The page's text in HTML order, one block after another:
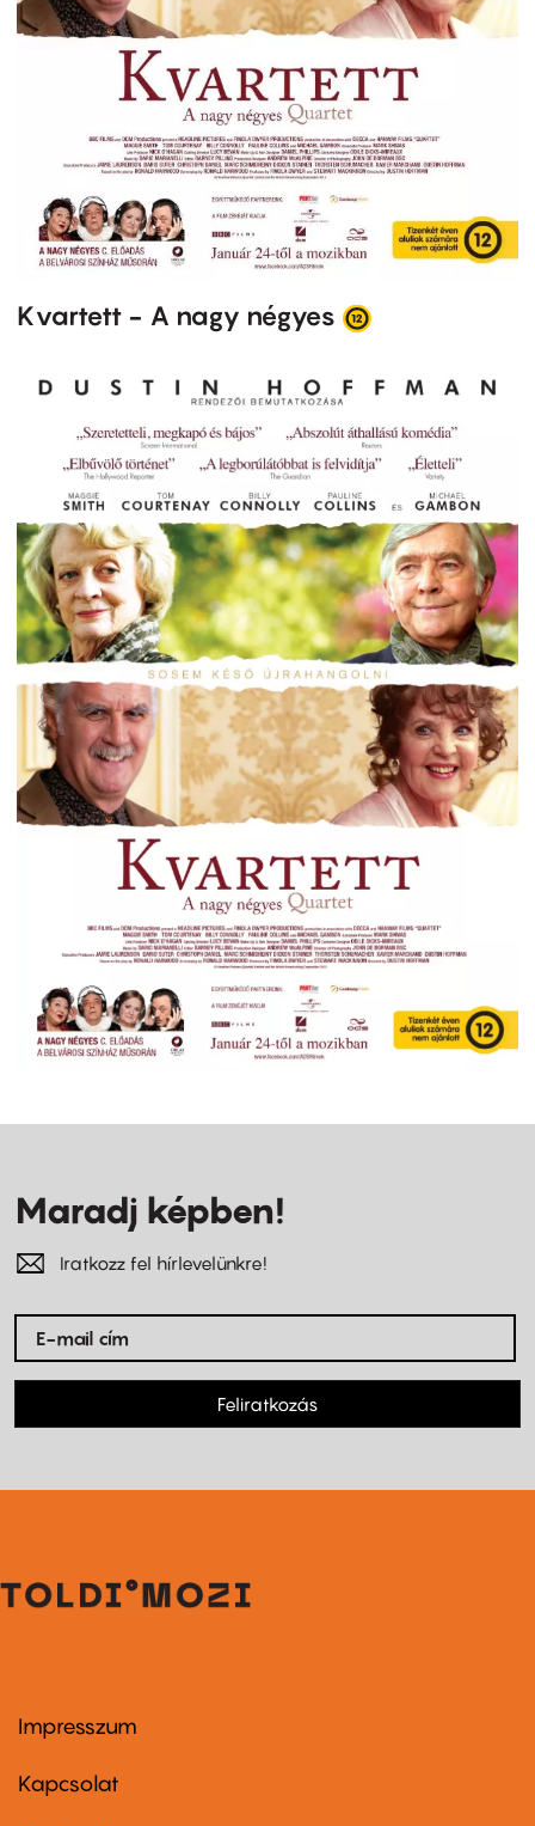
Kvartett - A nagy négyes
Maradj képben!
Iratkozz fel hírlevelünkre!
Feliratkozás
Footer
first
Impresszum
Kapcsolat